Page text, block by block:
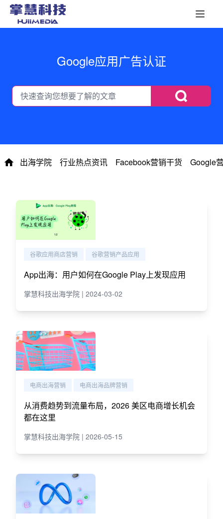
Google应用广告认证
出海学院 行业热点资讯 Facebook营销干货 Google
谷歌应用商店营销 谷歌营销产品应用
App出海：用户如何在Google Play上发现应用
掌慧科技出海学院 | 2024-03-02
电商出海营销 电商出海品牌营销
从消费趋势到流量布局，2026 美区电商增长机会
都在这里
掌慧科技出海学院 | 2026-05-15